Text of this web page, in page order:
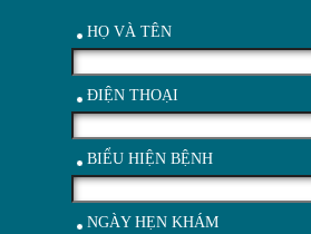
HỌ VÀ TÊN
ĐIỆN THOẠI
BIỂU HIỆN BỆNH
NGÀY HẸN KHÁM